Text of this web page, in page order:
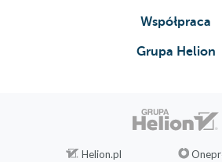
Współpraca
Grupa Helion
Helion.pl